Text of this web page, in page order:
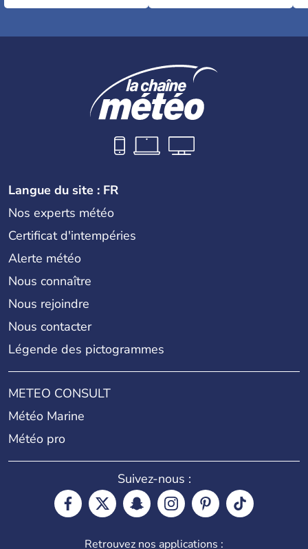
Langue du site : FR
Nos experts météo
Certificat d'intempéries
Alerte météo
Nous connaître
Nous rejoindre
Nous contacter
Légende des pictogrammes
METEO CONSULT
Météo Marine
Météo pro
Suivez-nous :
Retrouvez nos applications :